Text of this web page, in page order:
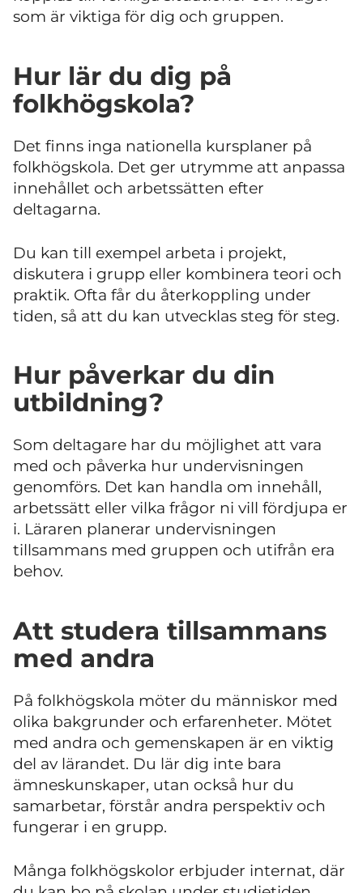
som är viktiga för dig och gruppen.
Hur lär du dig på
folkhögskola?
Det finns inga nationella kursplaner på
folkhögskola. Det ger utrymme att anpassa
innehållet och arbetssätten efter
deltagarna.
Du kan till exempel arbeta i projekt,
diskutera i grupp eller kombinera teori och
praktik. Ofta får du återkoppling under
tiden, så att du kan utvecklas steg för steg.
Hur påverkar du din
utbildning?
Som deltagare har du möjlighet att vara
med och påverka hur undervisningen
genomförs. Det kan handla om innehåll,
arbetssätt eller vilka frågor ni vill fördjupa er
i. Läraren planerar undervisningen
tillsammans med gruppen och utifrån era
behov.
Att studera tillsammans
med andra
På folkhögskola möter du människor med
olika bakgrunder och erfarenheter. Mötet
med andra och gemenskapen är en viktig
del av lärandet. Du lär dig inte bara
ämneskunskaper, utan också hur du
samarbetar, förstår andra perspektiv och
fungerar i en grupp.
Många folkhögskolor erbjuder internat, där